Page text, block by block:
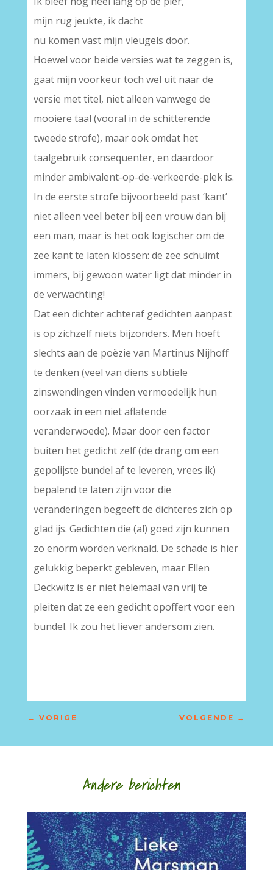
mijn rug jeukte, ik dacht
nu komen vast mijn vleugels door.
Hoewel voor beide versies wat te zeggen is,
gaat mijn voorkeur toch wel uit naar de
versie met titel, niet alleen vanwege de
mooiere taal (vooral in de schitterende
tweede strofe), maar ook omdat het
taalgebruik consequenter, en daardoor
minder ambivalent-op-de-verkeerde-plek is.
In de eerste strofe bijvoorbeeld past ‘kant’
niet alleen veel beter bij een vrouw dan bij
een man, maar is het ook logischer om de
zee kant te laten klossen: de zee schuimt
immers, bij gewoon water ligt dat minder in
de verwachting!
Dat een dichter achteraf gedichten aanpast
is op zichzelf niets bijzonders. Men hoeft
slechts aan de poëzie van Martinus Nijhoff
te denken (veel van diens subtiele
zinswendingen vinden vermoedelijk hun
oorzaak in een niet aflatende
veranderwoede). Maar door een factor
buiten het gedicht zelf (de drang om een
gepolijste bundel af te leveren, vrees ik)
bepalend te laten zijn voor die
veranderingen begeeft de dichteres zich op
glad ijs. Gedichten die (al) goed zijn kunnen
zo enorm worden verknald. De schade is hier
gelukkig beperkt gebleven, maar Ellen
Deckwitz is er niet helemaal van vrij te
pleiten dat ze een gedicht opoffert voor een
bundel. Ik zou het liever andersom zien.
← VORIGE VOLGENDE →
Andere berichten